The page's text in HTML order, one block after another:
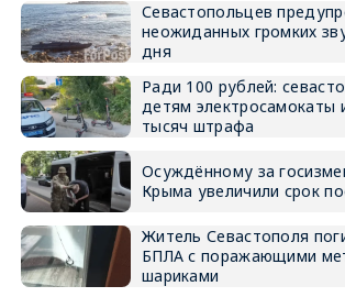
Севастопольцев
неожиданных громких
дня
Ради 100 рублей:
детям электросамокаты
тысяч штрафа
Осуждённому за
Крыма увеличили срок
Житель Севастополя
БПЛА с поражающими
шариками